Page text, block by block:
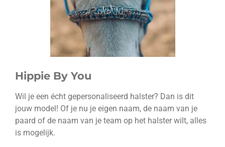
Hippie By You
Wil je een écht gepersonaliseerd halster? Dan is dit
jouw model! Of je nu je eigen naam, de naam van je
paard of de naam van je team op het halster wilt, alles
is mogelijk.